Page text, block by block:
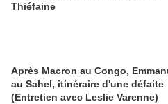
Thiéfaine
Après Macron au Congo,
au Sahel, itinéraire d'une défaite
(Entretien avec Leslie Varenne)